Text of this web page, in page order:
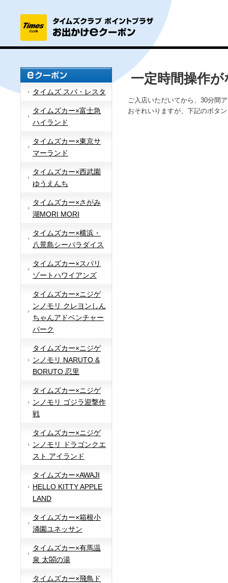
タイムズ スパ・レスタ
タイムズカー×富士急
ハイランド
タイムズカー×東京サ
マーランド
タイムズカー×西武園
ゆうえんち
タイムズカー×さがみ
湖MORI MORI
タイムズカー×横浜・
八景島シーパラダイス
タイムズカー×スパリ
ゾートハワイアンズ
タイムズカー×ニジゲ
ンノモリ クレヨンしん
ちゃんアドベンチャー
パーク
タイムズカー×ニジゲ
ンノモリ NARUTO &
BORUTO 忍里
タイムズカー×ニジゲ
ンノモリ ゴジラ迎撃作
戦
タイムズカー×ニジゲ
ンノモリ ドラゴンクエ
スト アイランド
タイムズカー×AWAJI
HELLO KITTY APPLE
LAND
タイムズカー×箱根小
涌園ユネッサン
タイムズカー×有馬温
泉 太閤の湯
タイムズカー×飛鳥ド
一定時間操作
ご入店いただいてから、30分間
おそれいりますが、下記のボタ